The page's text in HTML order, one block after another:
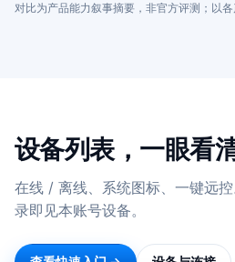
对比为产品能力叙事摘要，非官方评测；以各
设备列表，一眼看
在线 / 离线、系统图标、一键远
录即见本账号设备。